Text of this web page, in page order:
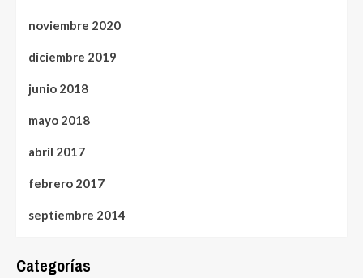
noviembre 2020
diciembre 2019
junio 2018
mayo 2018
abril 2017
febrero 2017
septiembre 2014
Categorías